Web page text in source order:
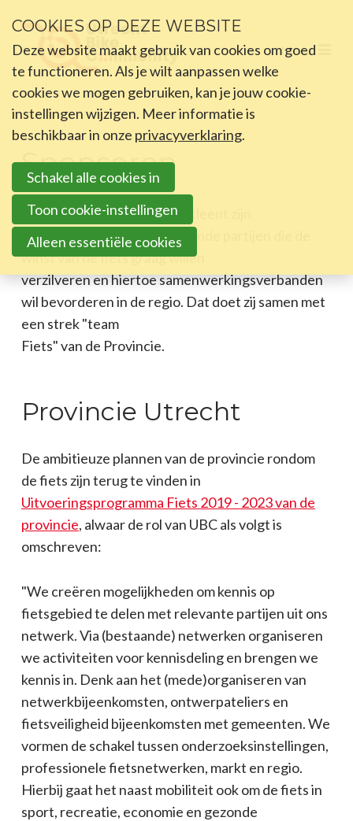
links
over
Spring
naar
het
Sprint
naar
de
hoofdinhoud
Menu
Sponsoren
Utrecht Bike Community ontleent zijn
bestaansrecht aan verschillende partijen die de
winst van de fiets graag willen
verzilveren en hiertoe samenwerkingsverbanden
wil bevorderen in de regio. Dat doet zij samen met
een strek "team
Fiets" van de Provincie.
Provincie Utrecht
De ambitieuze plannen van de provincie rondom
de fiets zijn terug te vinden in
Uitvoeringsprogramma Fiets 2019 - 2023 van de
provincie, alwaar de rol van UBC als volgt is
omschreven:
"We creëren mogelijkheden om kennis op
fietsgebied te delen met relevante partijen uit ons
netwerk. Via (bestaande) netwerken organiseren
we activiteiten voor kennisdeling en brengen we
kennis in. Denk aan het (mede)organiseren van
netwerkbijeenkomsten, ontwerpateliers en
fietsveiligheid bijeenkomsten met gemeenten. We
vormen de schakel tussen onderzoeksinstellingen,
professionele fietsnetwerken, markt en regio.
Hierbij gaat het naast mobiliteit ook om de fiets in
sport, recreatie, economie en gezonde
Home
Community
Community
Community bericht
Projecten
Hosting
Sponsoren
Nieuws
Contact
Login
COOKIES OP DEZE WEBSITE
Deze website maakt gebruik van cookies om goed
te functioneren. Als je wilt aanpassen welke
cookies we mogen gebruiken, kan je jouw cookie-
instellingen wijzigen. Meer informatie is
beschikbaar in onze privacyverklaring.
Schakel alle cookies in
Toon cookie-instellingen
Alleen essentiële cookies